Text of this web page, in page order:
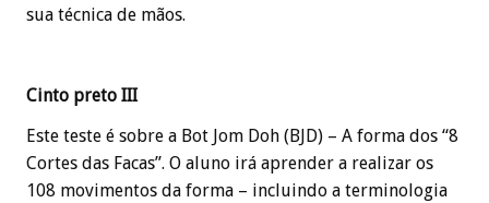
sua técnica de mãos.
Cinto preto III
Este teste é sobre a Bot Jom Doh (BJD) – A forma dos “8
Cortes das Facas”. O aluno irá aprender a realizar os
108 movimentos da forma – incluindo a terminologia